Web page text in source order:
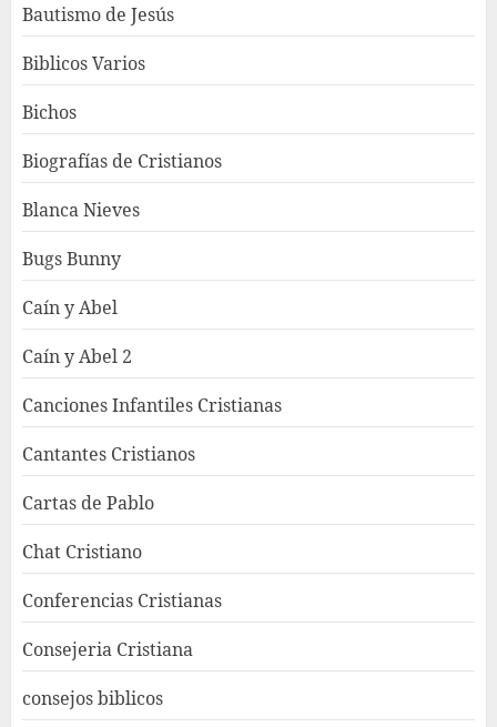
Bautismo de Jesús
Biblicos Varios
Bichos
Biografías de Cristianos
Blanca Nieves
Bugs Bunny
Caín y Abel
Caín y Abel 2
Canciones Infantiles Cristianas
Cantantes Cristianos
Cartas de Pablo
Chat Cristiano
Conferencias Cristianas
Consejeria Cristiana
consejos biblicos